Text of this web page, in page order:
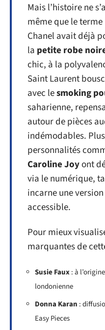
Mais l’histoire ne
même que le terme
Chanel avait déjà
la petite robe
chic, à la
Saint Laurent
avec lesmoking
saharienne,
autour de pièces
indémodables.
personnalités
Caroline Joyont
via le numérique,
incarne une
accessible.
Pour mieux
marquantes de
Susie Faux: à
londonienne
Donna Karan :
Easy Pieces